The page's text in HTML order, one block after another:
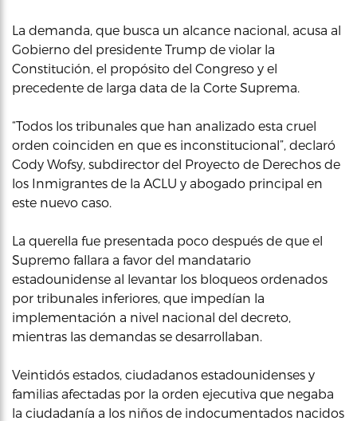
La demanda, que busca un alcance nacional, acusa al
Gobierno del presidente Trump de violar la
Constitución, el propósito del Congreso y el
precedente de larga data de la Corte Suprema.
“Todos los tribunales que han analizado esta cruel
orden coinciden en que es inconstitucional”, declaró
Cody Wofsy, subdirector del Proyecto de Derechos de
los Inmigrantes de la ACLU y abogado principal en
este nuevo caso.
La querella fue presentada poco después de que el
Supremo fallara a favor del mandatario
estadounidense al levantar los bloqueos ordenados
por tribunales inferiores, que impedían la
implementación a nivel nacional del decreto,
mientras las demandas se desarrollaban.
Veintidós estados, ciudadanos estadounidenses y
familias afectadas por la orden ejecutiva que negaba
la ciudadanía a los niños de indocumentados nacidos